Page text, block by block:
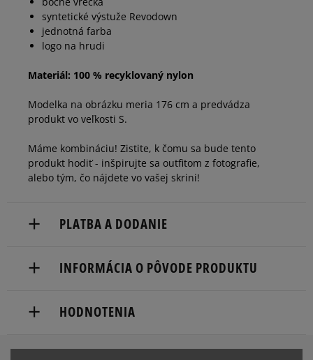
syntetické výstuže Revodown
jednotná farba
logo na hrudi
Materiál: 100 % recyklovaný nylon
Modelka na obrázku meria 176 cm a predvádza
produkt vo veľkosti S.
Máme kombináciu! Zistite, k čomu sa bude tento
produkt hodiť - inšpirujte sa outfitom z fotografie,
alebo tým, čo nájdete vo vašej skrini!
PLATBA A DODANIE
Dostupné spôsoby doručenia:
INFORMÁCIA O PÔVODE PRODUKTU
Hoogoorddreef 9a
HODNOTENIA